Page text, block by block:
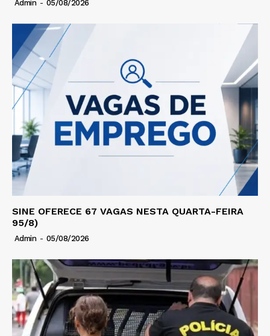
Admin - 05/08/2026
SINE OFERECE 67 VAGAS NESTA QUARTA-FEIRA
95/8)
Admin - 05/08/2026